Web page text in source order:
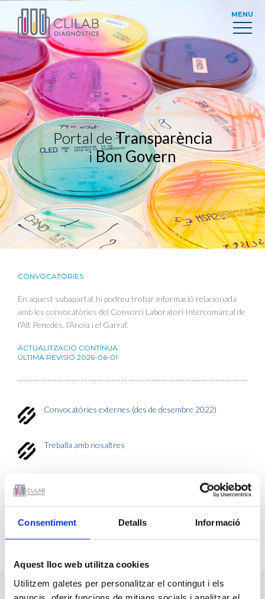
Consentiment Detalls Informació
Aquest lloc web utilitza cookies
Utilitzem galetes per personalitzar el contingut i els
MENU
Portal deTransparència
iBon Govern
CONVOCATÒRIES
En aquest subapartat hi podreu trobar informació relacionada
amb les convocatòries del Consorci Laboratori Intercomarcal de
l'Alt Penedès, l'Anoia i el Garraf.
ACTUALITZACIÓ CONTÍNUA
ÚLTIMA REVISIÓ 2026-06-01
Convocatòries externes (des de desembre 2022)
Treballa amb nosaltres
Convocatòries externes 2018-2022
Convocatòries internes 2023-juny 2026